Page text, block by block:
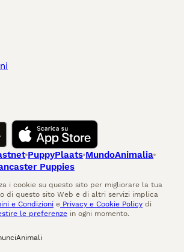
PuppyPlaats MundoAnimalia
Puppies
i cookie su questo sito per migliorare la tua
di questo sito Web e di altri servizi implica
e Condizioni e Privacy e Cookie Policy di
le preferenze in ogni momento.